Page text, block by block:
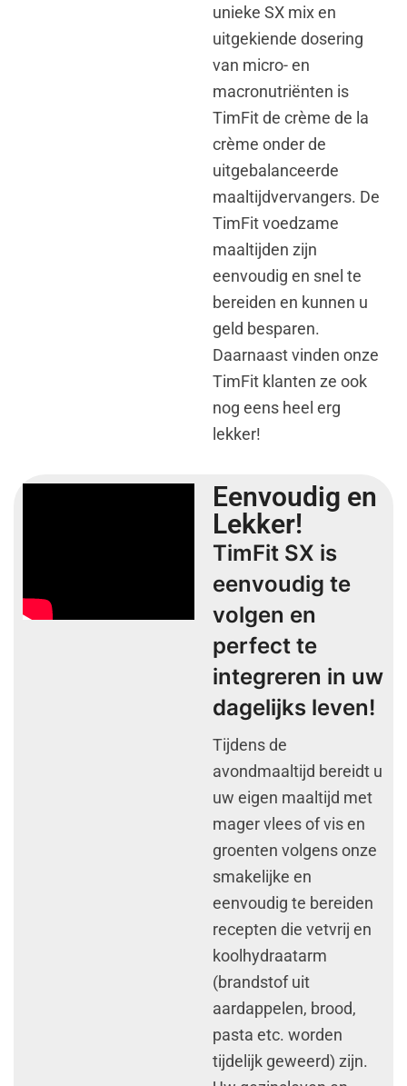
unieke SX mix en
uitgekiende dosering
van micro- en
macronutriënten is
TimFit de crème de la
crème onder de
uitgebalanceerde
maaltijdvervangers. De
TimFit voedzame
maaltijden zijn
eenvoudig en snel te
bereiden en kunnen u
geld besparen.
Daarnaast vinden onze
TimFit klanten ze ook
nog eens heel erg
lekker!
Eenvoudig en
Lekker!
TimFit SX is
eenvoudig te
volgen en
perfect te
integreren in uw
dagelijks leven!
Tijdens de
avondmaaltijd bereidt u
uw eigen maaltijd met
mager vlees of vis en
groenten volgens onze
smakelijke en
eenvoudig te bereiden
recepten die vetvrij en
koolhydraatarm
(brandstof uit
aardappelen, brood,
pasta etc. worden
tijdelijk geweerd) zijn.